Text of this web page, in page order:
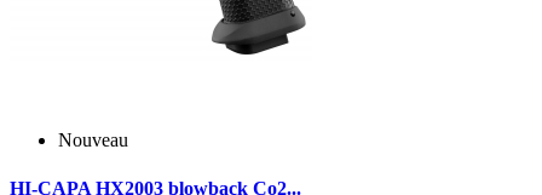
Nouveau
HI-CAPA HX2003 blowback Co2...